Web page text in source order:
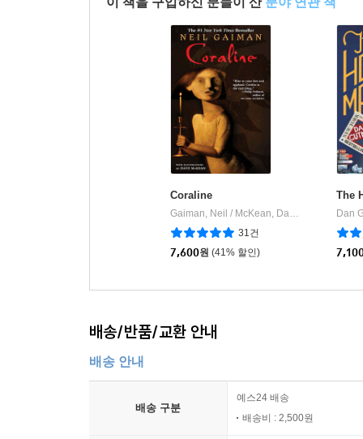
Coraline
Gaiman, Neil / McKean, Dave
31건
7,600원 (41% 할인)
The
Dan
배송/반품/교환 안내
배송 안내
배송 구분
예스24 배송
배송비 : 2,500원